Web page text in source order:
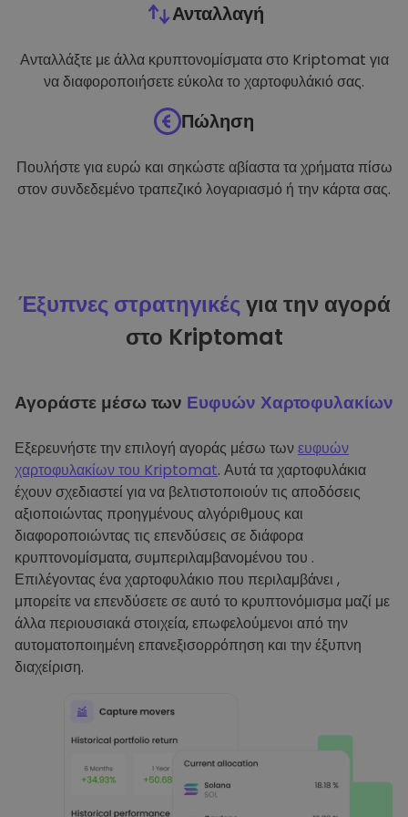
Ανταλλαγή
Ανταλλάξτε με άλλα κρυπτονομίσματα στο Kriptomat για
να διαφοροποιήσετε εύκολα το χαρτοφυλάκιό σας.
Πώληση
Πουλήστε για ευρώ και σηκώστε αβίαστα τα χρήματα πίσω
στον συνδεδεμένο τραπεζικό λογαριασμό ή την κάρτα σας.
Έξυπνες στρατηγικέςγια την αγορά
στο Kriptomat
Αγοράστε μέσω των Ευφυών Χαρτοφυλακίων
Εξερευνήστε την επιλογή αγοράς μέσω τωνευφυών
χαρτοφυλακίων του Kriptomat. Αυτά τα χαρτοφυλάκια
έχουν σχεδιαστεί για να βελτιστοποιούν τις αποδόσεις
αξιοποιώντας προηγμένους αλγόριθμους και
διαφοροποιώντας τις επενδύσεις σε διάφορα
κρυπτονομίσματα, συμπεριλαμβανομένου του .
Επιλέγοντας ένα χαρτοφυλάκιο που περιλαμβάνει ,
μπορείτε να επενδύσετε σε αυτό το κρυπτονόμισμα μαζί με
άλλα περιουσιακά στοιχεία, επωφελούμενοι από την
αυτοματοποιημένη επανεξισορρόπηση και την έξυπνη
διαχείριση.